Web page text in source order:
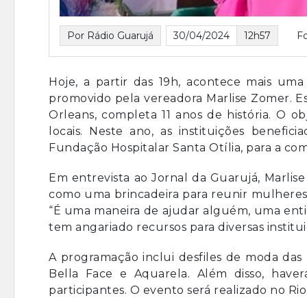
Por Rádio Guarujá 30/04/2024 12h57
Hoje, a partir das 19h, acontece mais
promovido pela vereadora Marlise Zomer.
Orleans, completa 11 anos de história. O
locais. Neste ano, as instituições
Fundação Hospitalar Santa Otília, para a
Em entrevista ao Jornal da Guarujá,
como uma brincadeira para reunir
“É uma maneira de ajudar alguém, uma
tem angariado recursos para diversas
A programação inclui desfiles de moda das
Bella Face e Aquarela. Além disso,
participantes. O evento será realizado no